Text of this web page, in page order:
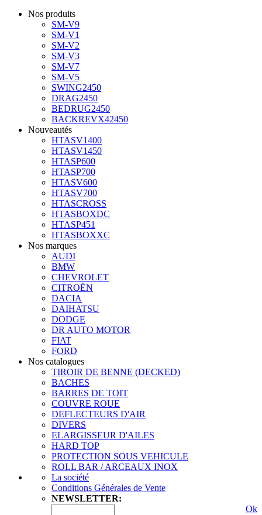
Nos produits
SM-V9
SM-V1
SM-V2
SM-V3
SM-V7
SM-V5
SWING2450
DRAG2450
BEDRUG2450
BACKREVX42450
Nouveautés
HTASV1400
HTASV1450
HTASP600
HTASP700
HTASV600
HTASV700
HTASCROSS
HTASBOXDC
HTASP451
HTASBOXXC
Nos marques
AUDI
BMW
CHEVROLET
CITROËN
DACIA
DAIHATSU
DODGE
DR AUTO MOTOR
FIAT
FORD
Nos catalogues
TIROIR DE BENNE (DECKED)
BACHES
BARRES DE TOIT
COUVRE ROUE
DEFLECTEURS D'AIR
DIVERS
ELARGISSEUR D'AILES
HARD TOP
PROTECTION SOUS VEHICULE
ROLL BAR / ARCEAUX INOX
La société
Conditions Générales de Vente
NEWSLETTER:
Ok